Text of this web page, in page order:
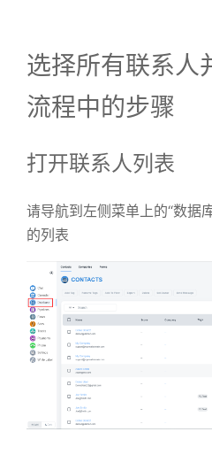
选择所有联系人
流程中的步骤
打开联系人列表
请导航到左侧菜单上的“数据库
的列表